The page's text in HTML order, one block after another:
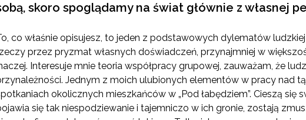
skoro spoglądamy na świat głównie z własnej
co właśnie opisujesz, to jeden z podstawowych dylematów
przez pryzmat własnych doświadczeń, przynajmniej w
Interesuje mnie teoria współpracy grupowej, zauważam, że
Jednym z moich ulubionych elementów w pracy nad
okolicznych mieszkańców w „Pod łabędziem”. Cieszą
się tak niespodziewanie i tajemniczo w ich gronie, zostają